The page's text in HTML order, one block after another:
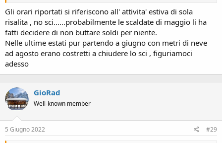
Gli orari riportati si riferiscono all' attivita' estiva di sola
risalita , no sci......probabilmente le scaldate di maggio li ha
fatti decidere di non buttare soldi per niente.
Nelle ultime estati pur partendo a giugno con metri di neve
ad agosto erano costretti a chiudere lo sci , figuriamoci
adesso
GioRad
Well-known member
5 Giugno 2022 #29